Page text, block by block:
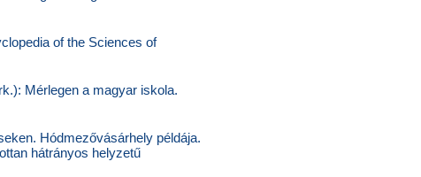
of the Sciences of
Mérlegen a magyar iskola.
Hódmezővásárhely példája.
hátrányos helyzetű